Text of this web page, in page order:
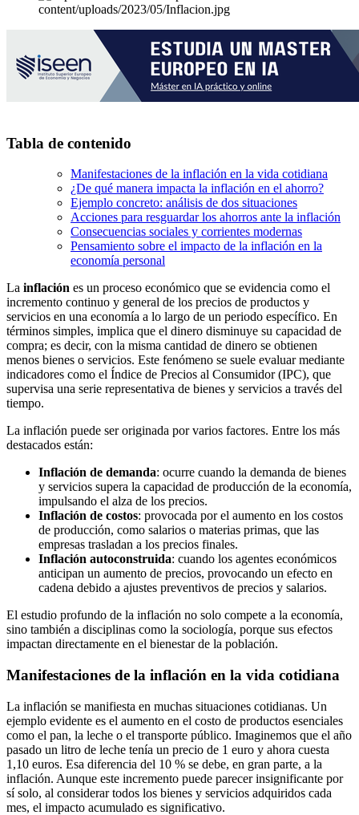
Tabla de contenido
Manifestaciones de la inflación en la vida cotidiana
¿De qué manera impacta la inflación en el ahorro?
Ejemplo concreto: análisis de dos situaciones
Acciones para resguardar los ahorros ante la inflación
Consecuencias sociales y corrientes modernas
Pensamiento sobre el impacto de la inflación en la
economía personal
La inflación es un proceso económico que se evidencia como el
incremento continuo y general de los precios de productos y
servicios en una economía a lo largo de un periodo específico. En
términos simples, implica que el dinero disminuye su capacidad de
compra; es decir, con la misma cantidad de dinero se obtienen
menos bienes o servicios. Este fenómeno se suele evaluar mediante
indicadores como el Índice de Precios al Consumidor (IPC), que
supervisa una serie representativa de bienes y servicios a través del
tiempo.
La inflación puede ser originada por varios factores. Entre los más
destacados están:
Inflación de demanda: ocurre cuando la demanda de bienes
y servicios supera la capacidad de producción de la economía,
impulsando el alza de los precios.
Inflación de costos: provocada por el aumento en los costos
de producción, como salarios o materias primas, que las
empresas trasladan a los precios finales.
Inflación autoconstruida: cuando los agentes económicos
anticipan un aumento de precios, provocando un efecto en
cadena debido a ajustes preventivos de precios y salarios.
El estudio profundo de la inflación no solo compete a la economía,
sino también a disciplinas como la sociología, porque sus efectos
impactan directamente en el bienestar de la población.
Manifestaciones de la inflación en la vida cotidiana
La inflación se manifiesta en muchas situaciones cotidianas. Un
ejemplo evidente es el aumento en el costo de productos esenciales
como el pan, la leche o el transporte público. Imaginemos que el año
pasado un litro de leche tenía un precio de 1 euro y ahora cuesta
1,10 euros. Esa diferencia del 10 % se debe, en gran parte, a la
inflación. Aunque este incremento puede parecer insignificante por
sí solo, al considerar todos los bienes y servicios adquiridos cada
mes, el impacto acumulado es significativo.